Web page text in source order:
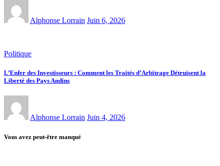
Alphonse Lorrain Juin 6, 2026
Politique
L’Enfer des Investisseurs : Comment les Traités d’Arbitrage Détruisent la
Liberté des Pays Andins
Alphonse Lorrain Juin 4, 2026
Vous avez peut-être manqué